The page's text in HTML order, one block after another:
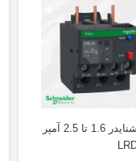
بیمتال اشنایدر 1.6 تا 2.5 آمپر